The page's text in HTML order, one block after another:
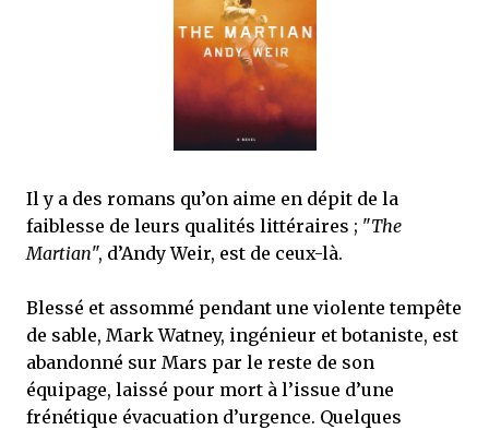
que Thomas connaissait et appréciait Olivier. Marlowe découvre une ville qu’il
ne connaissait pas, habitée par la méfiance, la peur et le rigorisme de la Ligue,
une ville pleine de mystères et de vieilles rancœurs. La Dame d...
Il y a des romans qu’on aime en dépit de la
faiblesse de leurs qualités littéraires ; "The
Martian", d’Andy Weir, est de ceux-là.
Blessé et assommé pendant une violente tempête
de sable, Mark Watney, ingénieur et botaniste, est
abandonné sur Mars par le reste de son
équipage, laissé pour mort à l’issue d’une
frénétique évacuation d’urgence. Quelques